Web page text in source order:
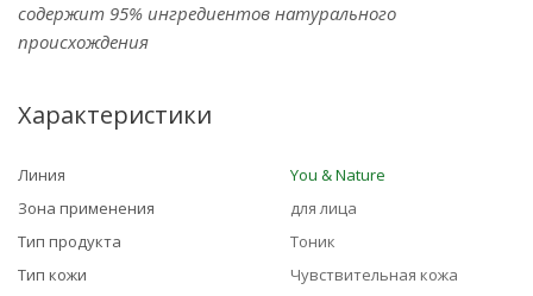
содержит 95% ингредиентов натурального
происхождения
Характеристики
Линия
You & Nature
Зона применения
для лица
Тип продукта
Тоник
Тип кожи
Чувствительная кожа